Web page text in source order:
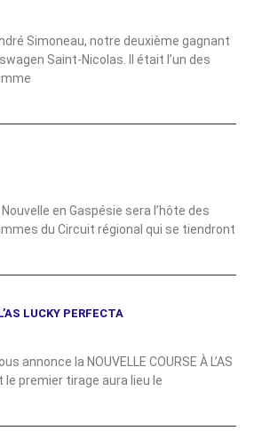
Simoneau, notre deuxième gagnant
Saint-Nicolas. Il était l’un des
Nouvelle en Gaspésie sera l’hôte des
du Circuit régional qui se tiendront
LUCKY PERFECTA
annonce la NOUVELLE COURSE À L’AS
le premier tirage aura lieu le